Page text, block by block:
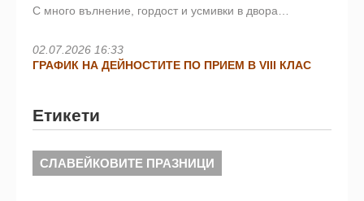
С много вълнение, гордост и усмивки в двора…
02.07.2026 16:33
ГРАФИК НА ДЕЙНОСТИТЕ ПО ПРИЕМ В VIII КЛАС
Етикети
СЛАВЕЙКОВИТЕ ПРАЗНИЦИ